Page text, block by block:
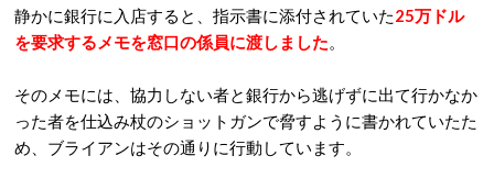
静かに銀行に入店すると、指示書に添付されていた25万ドル
を要求するメモを窓口の係員に渡しました。
そのメモには、協力しない者と銀行から逃げずに出て行かなか
った者を仕込み杖のショットガンで脅すように書かれていたた
め、ブライアンはその通りに行動しています。